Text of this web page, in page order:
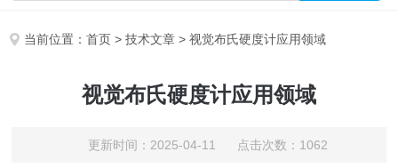
当前位置：首页 >技术文章 > 视觉布氏硬度计应用领域
视觉布氏硬度计应用领域
更新时间：2025-04-11 点击次数：1062